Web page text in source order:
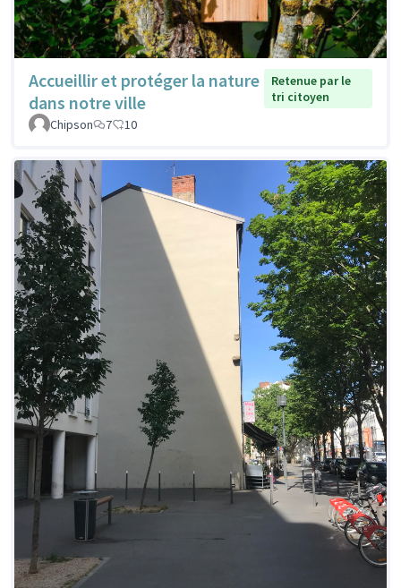
Accueillir et protéger la nature
dans notre ville
Retenue par le
tri citoyen
Chipson
7 10